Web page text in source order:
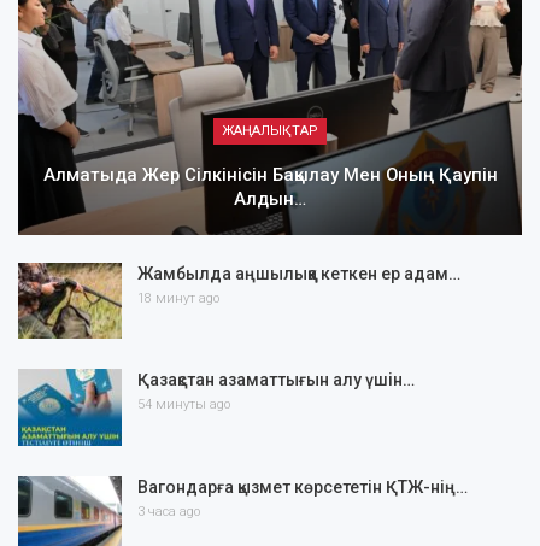
ЖАҢАЛЫҚТАР
Алматыда Жер Сілкінісін Бақылау Мен Оның Қаупін
Алдын…
Жамбылда аңшылыққа кеткен ер адам…
18 минут ago
Қазақстан азаматтығын алу үшін…
54 минуты ago
Вагондарға қызмет көрсететін ҚТЖ-нің…
3 часа ago